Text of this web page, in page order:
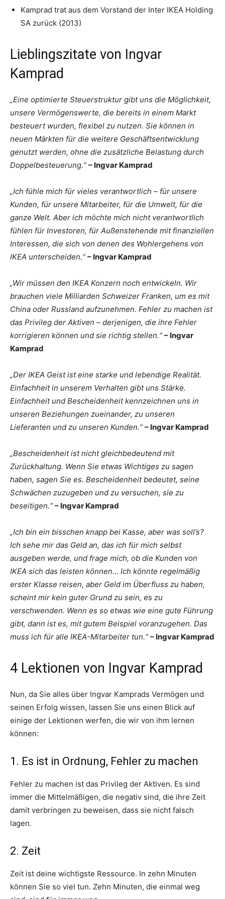
Kamprad trat aus dem Vorstand der Inter IKEA Holding
SA zurück (2013)
Lieblingszitate von Ingvar
Kamprad
„Eine optimierte Steuerstruktur gibt uns die Möglichkeit,
unsere Vermögenswerte, die bereits in einem Markt
besteuert wurden, flexibel zu nutzen. Sie können in
neuen Märkten für die weitere Geschäftsentwicklung
genutzt werden, ohne die zusätzliche Belastung durch
Doppelbesteuerung.“– Ingvar Kamprad
„Ich fühle mich für vieles verantwortlich – für unsere
Kunden, für unsere Mitarbeiter, für die Umwelt, für die
ganze Welt. Aber ich möchte mich nicht verantwortlich
fühlen für Investoren, für Außenstehende mit finanziellen
Interessen, die sich von denen des Wohlergehens von
IKEA unterscheiden.“ – Ingvar Kamprad
„Wir müssen den IKEA Konzern noch entwickeln. Wir
brauchen viele Milliarden Schweizer Franken, um es mit
China oder Russland aufzunehmen. Fehler zu machen ist
das Privileg der Aktiven – derjenigen, die ihre Fehler
korrigieren können und sie richtig stellen.“– Ingvar
Kamprad
„Der IKEA Geist ist eine starke und lebendige Realität.
Einfachheit in unserem Verhalten gibt uns Stärke.
Einfachheit und Bescheidenheit kennzeichnen uns in
unseren Beziehungen zueinander, zu unseren
Lieferanten und zu unseren Kunden.“– Ingvar Kamprad
„Bescheidenheit ist nicht gleichbedeutend mit
Zurückhaltung. Wenn Sie etwas Wichtiges zu sagen
haben, sagen Sie es. Bescheidenheit bedeutet, seine
Schwächen zuzugeben und zu versuchen, sie zu
beseitigen.“– Ingvar Kamprad
„Ich bin ein bisschen knapp bei Kasse, aber was soll’s?
Ich sehe mir das Geld an, das ich für mich selbst
ausgeben werde, und frage mich, ob die Kunden von
IKEA sich das leisten können… Ich könnte regelmäßig
erster Klasse reisen, aber Geld im Überfluss zu haben,
scheint mir kein guter Grund zu sein, es zu
verschwenden. Wenn es so etwas wie eine gute Führung
gibt, dann ist es, mit gutem Beispiel voranzugehen. Das
muss ich für alle IKEA-Mitarbeiter tun.“ – Ingvar Kamprad
4 Lektionen von Ingvar Kamprad
Nun, da Sie alles über Ingvar Kamprads Vermögen und
seinen Erfolg wissen, lassen Sie uns einen Blick auf
einige der Lektionen werfen, die wir von ihm lernen
können:
1. Es ist in Ordnung, Fehler zu machen
Fehler zu machen ist das Privileg der Aktiven. Es sind
immer die Mittelmäßigen, die negativ sind, die ihre Zeit
damit verbringen zu beweisen, dass sie nicht falsch
lagen.
2. Zeit
Zeit ist deine wichtigste Ressource. In zehn Minuten
können Sie so viel tun. Zehn Minuten, die einmal weg